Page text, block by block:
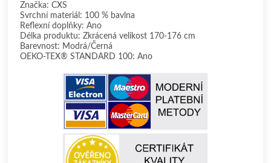
Značka: CXS
Svrchní materiál: 100 % bavlna
Reflexní doplňky: Ano
Délka produktu: Zkrácená velikost 170-176 cm
Barevnost: Modrá/Černá
OEKO-TEX® STANDARD 100: Ano